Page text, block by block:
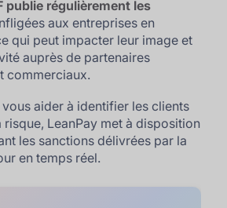
publie régulièrement les
aux entreprises en
qui peut impacter leur image et
auprès de partenaires
commerciaux.
aider à identifier les clients
LeanPay met à disposition
les sanctions délivrées par la
en temps réel.